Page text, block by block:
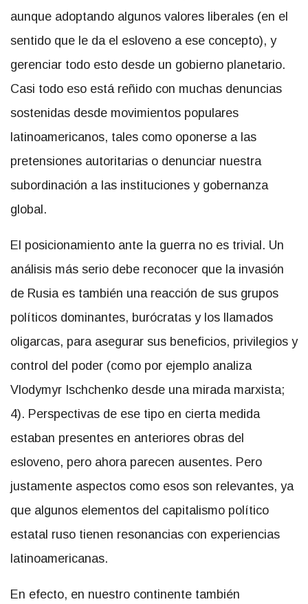
aunque adoptando algunos valores liberales (en el
sentido que le da el esloveno a ese concepto), y
gerenciar todo esto desde un gobierno planetario.
Casi todo eso está reñido con muchas denuncias
sostenidas desde movimientos populares
latinoamericanos, tales como oponerse a las
pretensiones autoritarias o denunciar nuestra
subordinación a las instituciones y gobernanza
global.
El posicionamiento ante la guerra no es trivial. Un
análisis más serio debe reconocer que la invasión
de Rusia es también una reacción de sus grupos
políticos dominantes, burócratas y los llamados
oligarcas, para asegurar sus beneficios, privilegios y
control del poder (como por ejemplo analiza
Vlodymyr Ischchenko desde una mirada marxista;
4). Perspectivas de ese tipo en cierta medida
estaban presentes en anteriores obras del
esloveno, pero ahora parecen ausentes. Pero
justamente aspectos como esos son relevantes, ya
que algunos elementos del capitalismo político
estatal ruso tienen resonancias con experiencias
latinoamericanas.
En efecto, en nuestro continente también